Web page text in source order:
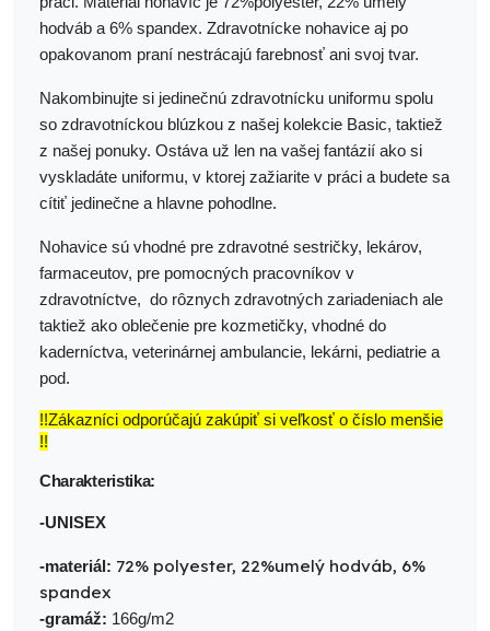
hodváb a 6% spandex. Zdravotnícke nohavice aj po
opakovanom praní nestrácajú farebnosť ani svoj tvar.
Nakombinujte si jedinečnú zdravotnícku uniformu spolu
so zdravotníckou blúzkou z našej kolekcie Basic, taktiež
z našej ponuky. Ostáva už len na vašej fantázií ako si
vyskladáte uniformu, v ktorej zažiarite v práci a budete sa
cítiť jedinečne a hlavne pohodlne.
Nohavice sú vhodné pre zdravotné sestričky, lekárov,
farmaceutov, pre pomocných pracovníkov v
zdravotníctve, do rôznych zdravotných zariadeniach ale
taktiež ako oblečenie pre kozmetičky, vhodné do
kaderníctva, veterinárnej ambulancie, lekárni, pediatrie a
pod.
!!Zákazníci odporúčajú zakúpiť si veľkosť o číslo menšie
!!
Charakteristika:
-UNISEX
-materiál: 72% polyester, 22%umelý hodváb, 6%
spandex
-gramáž: 166g/m2